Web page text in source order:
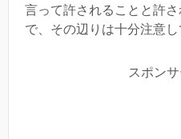
言って許されることと許
で、その辺りは十分注意
スポン